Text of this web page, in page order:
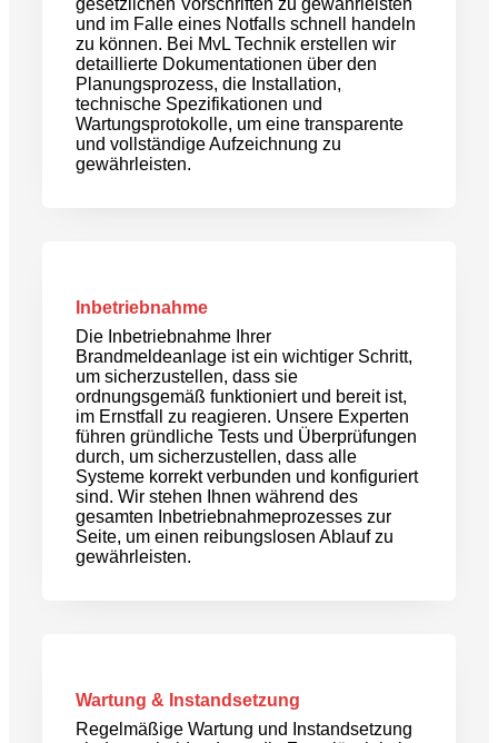
und im Falle eines Notfalls schnell handeln
zu können. Bei MvL Technik erstellen wir
detaillierte Dokumentationen über den
Planungsprozess, die Installation,
technische Spezifikationen und
Wartungsprotokolle, um eine transparente
und vollständige Aufzeichnung zu
gewährleisten.
Inbetriebnahme
Die Inbetriebnahme Ihrer
Brandmeldeanlage ist ein wichtiger Schritt,
um sicherzustellen, dass sie
ordnungsgemäß funktioniert und bereit ist,
im Ernstfall zu reagieren. Unsere Experten
führen gründliche Tests und Überprüfungen
durch, um sicherzustellen, dass alle
Systeme korrekt verbunden und konfiguriert
sind. Wir stehen Ihnen während des
gesamten Inbetriebnahmeprozesses zur
Seite, um einen reibungslosen Ablauf zu
gewährleisten.
Wartung & Instandsetzung
Regelmäßige Wartung und Instandsetzung